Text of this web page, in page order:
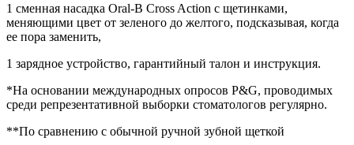
1 сменная насадка Oral-B Cross Action с щетинками,
меняющими цвет от зеленого до желтого, подсказывая, когда
ее пора заменить,
1 зарядное устройство, гарантийный талон и инструкция.
*На основании международных опросов P&G, проводимых
среди репрезентативной выборки стоматологов регулярно.
**По сравнению с обычной ручной зубной щеткой